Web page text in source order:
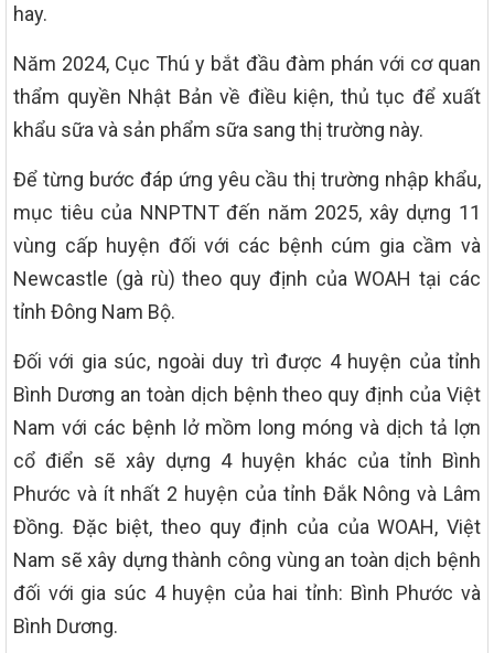
hay.
Năm 2024, Cục Thú y bắt đầu đàm phán với cơ quan
thẩm quyền Nhật Bản về điều kiện, thủ tục để xuất
khẩu sữa và sản phẩm sữa sang thị trường này.
Để từng bước đáp ứng yêu cầu thị trường nhập khẩu,
mục tiêu của NNPTNT đến năm 2025, xây dựng 11
vùng cấp huyện đối với các bệnh cúm gia cầm và
Newcastle (gà rù) theo quy định của WOAH tại các
tỉnh Đông Nam Bộ.
Đối với gia súc, ngoài duy trì được 4 huyện của tỉnh
Bình Dương an toàn dịch bệnh theo quy định của Việt
Nam với các bệnh lở mồm long móng và dịch tả lợn
cổ điển sẽ xây dựng 4 huyện khác của tỉnh Bình
Phước và ít nhất 2 huyện của tỉnh Đắk Nông và Lâm
Đồng. Đặc biệt, theo quy định của của WOAH, Việt
Nam sẽ xây dựng thành công vùng an toàn dịch bệnh
đối với gia súc 4 huyện của hai tỉnh: Bình Phước và
Bình Dương.